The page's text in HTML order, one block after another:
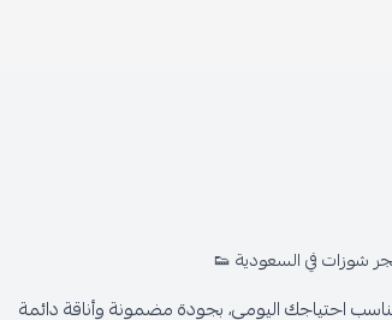
شوزات في السعودية 👟
احتياجك اليومي، بجودة مضمونة وأناقة دائمة